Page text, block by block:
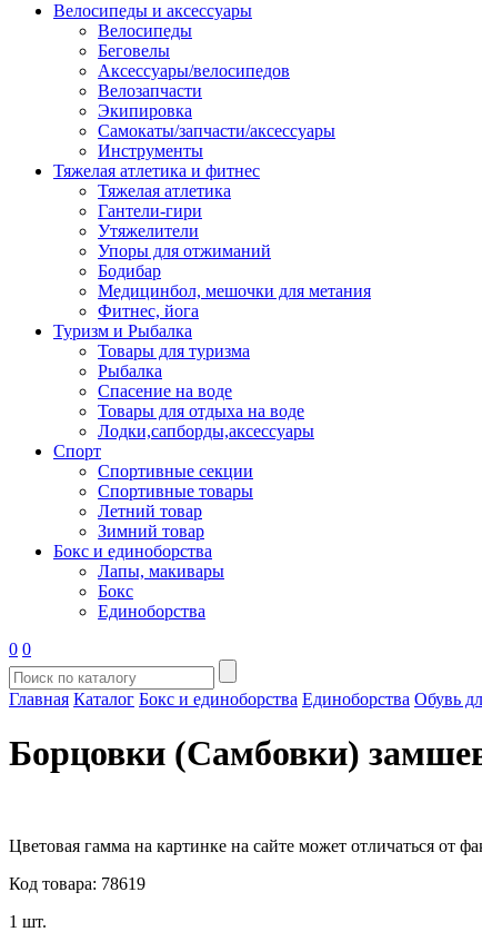
Велосипеды и аксессуары
Велосипеды
Беговелы
Аксессуары/велосипедов
Велозапчасти
Экипировка
Самокаты/запчасти/аксессуары
Инструменты
Тяжелая атлетика и фитнес
Тяжелая атлетика
Гантели-гири
Утяжелители
Упоры для отжиманий
Бодибар
Медицинбол, мешочки для метания
Фитнес, йога
Туризм и Рыбалка
Товары для туризма
Рыбалка
Спасение на воде
Товары для отдыха на воде
Лодки,сапборды,аксессуары
Спорт
Спортивные секции
Спортивные товары
Летний товар
Зимний товар
Бокс и единоборства
Лапы, макивары
Бокс
Единоборства
0 0
Главная Каталог Бокс и единоборства Единоборства Обувь
Борцовки (Самбовки)
Цветовая гамма на картинке на сайте может отличаться от
Код товара: 78619
1 шт.